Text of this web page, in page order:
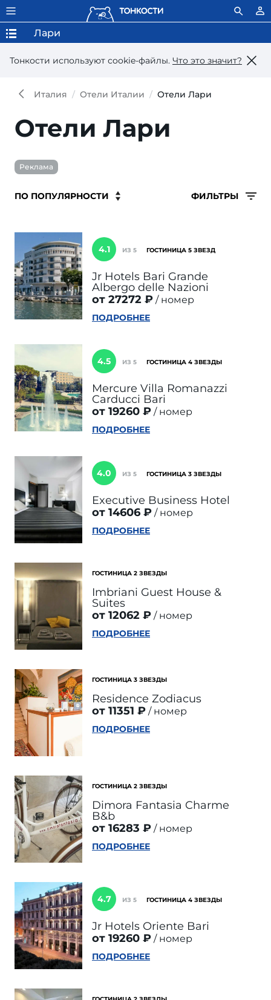
Тонкости используют сookie-файлы. Что это значит?
Лари
Италия Отели Италии Отели Лари
Отели Лари
Реклама
ФИЛЬТРЫ
4.1 ИЗ 5 ГОСТИНИЦА 5 ЗВЕЗД
Jr Hotels Bari Grande
Albergo delle Nazioni
от 27272 ₽
номер
ПОДРОБНЕЕ
4.5 ИЗ 5 ГОСТИНИЦА 4 ЗВЕЗДЫ
Mercure Villa Romanazzi
Carducci Bari
от 19260 ₽
номер
ПОДРОБНЕЕ
4.0 ИЗ 5 ГОСТИНИЦА 3 ЗВЕЗДЫ
Executive Business Hotel
от 14606 ₽
номер
ПОДРОБНЕЕ
ГОСТИНИЦА 2 ЗВЕЗДЫ
Imbriani Guest House &
Suites
от 12062 ₽
номер
ПОДРОБНЕЕ
ГОСТИНИЦА 3 ЗВЕЗДЫ
Residence Zodiacus
от 11351 ₽
номер
ПОДРОБНЕЕ
ГОСТИНИЦА 2 ЗВЕЗДЫ
Dimora Fantasia Charme
B&b
от 16283 ₽
номер
ПОДРОБНЕЕ
4.7 ИЗ 5 ГОСТИНИЦА 4 ЗВЕЗДЫ
Jr Hotels Oriente Bari
от 19260 ₽
номер
ПОДРОБНЕЕ